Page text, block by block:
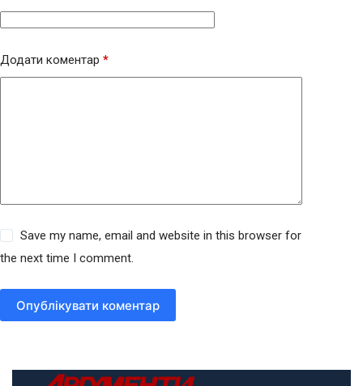
Додати коментар *
Save my name, email and website in this browser for
the next time I comment.
Опублікувати коментар